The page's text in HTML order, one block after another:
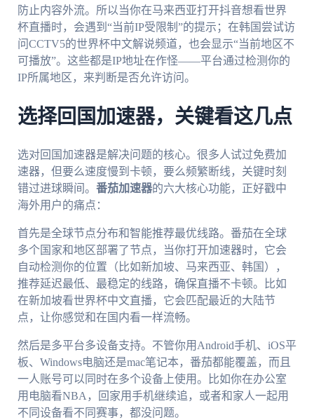
防止内容外流。所以当你在马来西亚打开抖音想看世界
杯直播时，会遇到“当前IP受限制”的提示；在韩国尝试访
问CCTV5的世界杯中文解说频道，也会显示“当前地区不
可播放”。这些都是IP地址在作怪——平台通过检测你的
IP所属地区，来判断是否允许访问。
选择回国加速器，关键看这几点
选对回国加速器是解决问题的核心。很多人试过免费加
速器，但要么速度慢到卡顿，要么频繁断线，关键时刻
错过进球瞬间。 番茄加速器的六大核心功能，正好戳中
海外用户的痛点：
首先是全球节点分布和智能推荐最优线路。番茄在全球
多个国家和地区部署了节点，当你打开加速器时，它会
自动检测你的位置（比如新加坡、马来西亚、韩国），
推荐延迟最低、最稳定的线路，确保直播不卡顿。比如
在新加坡看世界杯中文直播，它会匹配最近的大陆节
点，让你感觉和在国内看一样流畅。
然后是多平台多设备支持。不管你用Android手机、iOS平
板、Windows电脑还是mac笔记本，番茄都能覆盖，而且
一人账号可以同时在多个设备上使用。比如你在办公室
用电脑看NBA，回家用手机继续追，或者和家人一起用
不同设备看不同赛事，都没问题。